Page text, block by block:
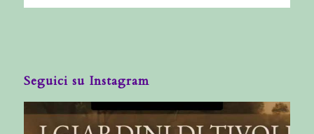
Seguici su Instagram